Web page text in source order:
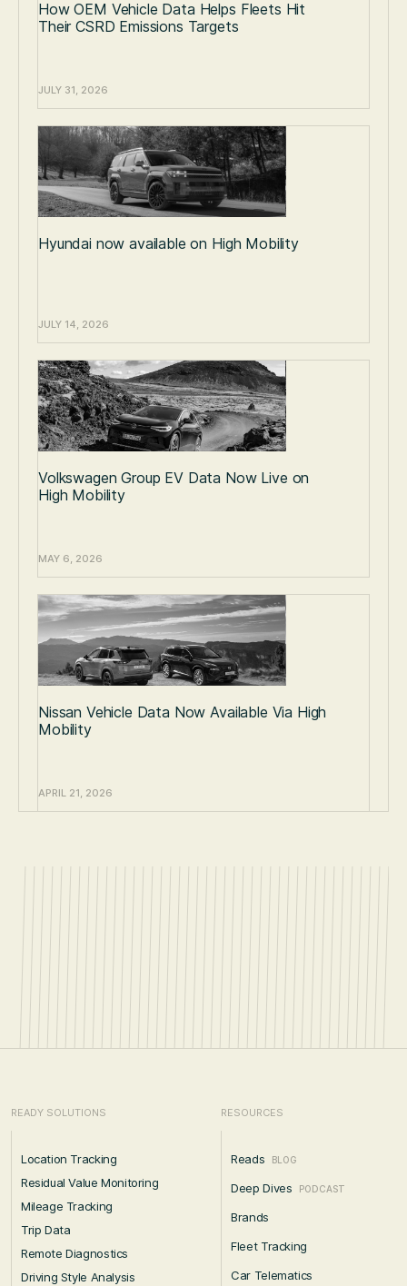
How OEM Vehicle Data Helps Fleets Hit
Their CSRD Emissions Targets
JULY 31, 2026
Hyundai now available on High Mobility
JULY 14, 2026
Volkswagen Group EV Data Now Live on
High Mobility
MAY 6, 2026
Nissan Vehicle Data Now Available Via High
Mobility
APRIL 21, 2026
READY SOLUTIONS
Location Tracking
Residual Value Monitoring
Mileage Tracking
Trip Data
Remote Diagnostics
Driving Style Analysis
RESOURCES
Reads BLOG
Deep Dives PODCAST
Brands
Fleet Tracking
Car Telematics